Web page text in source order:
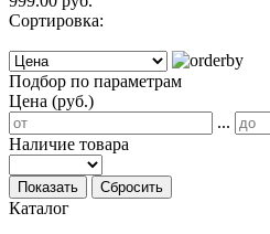
Сортировка:
Подбор по параметрам
Цена (руб.)
...
Наличие товара
Показать Сбросить
Каталог